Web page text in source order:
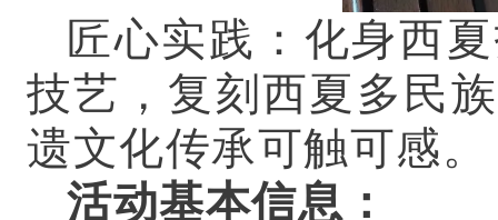
匠心实践：化身西
技艺，复刻西夏多民
遗文化传承可触可感。
活动基本信息 ：